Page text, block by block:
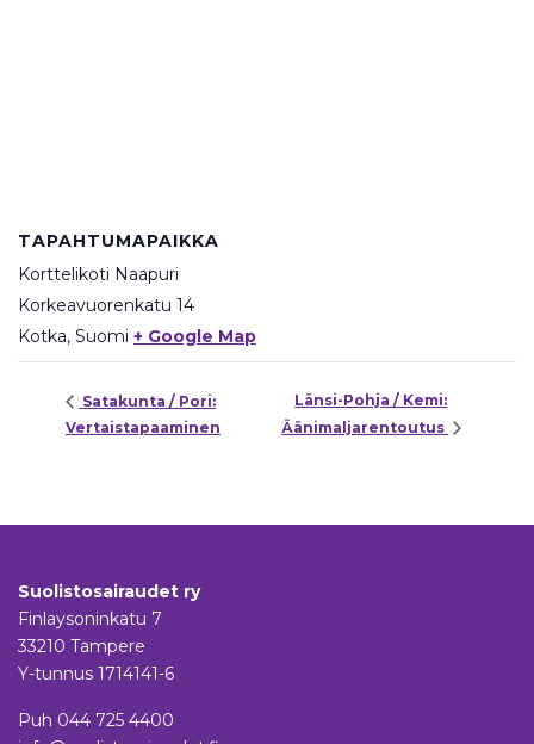
TAPAHTUMAPAIKKA
Korttelikoti Naapuri
Korkeavuorenkatu 14
Kotka, Suomi + Google Map
Satakunta / Pori:
Vertaistapaaminen
Länsi-Pohja / Kemi:
Äänimaljarentoutus
Suolistosairaudet ry
Finlaysoninkatu 7
33210 Tampere
Y-tunnus 1714141-6
Puh 044 725 4400